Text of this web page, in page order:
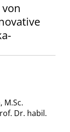
M.Sc.
Dr. habil.